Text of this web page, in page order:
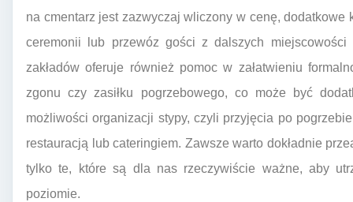
na cmentarz jest zazwyczaj wliczony w cenę,
ceremonii lub przewóz gości z dalszych miejscowości
zakładów oferuje również pomoc w załatwieniu
zgonu czy zasiłku pogrzebowego, co może być
możliwości organizacji stypy, czyli przyjęcia po
restauracją lub cateringiem. Zawsze warto dokładnie
tylko te, które są dla nas rzeczywiście ważne, aby
poziomie.